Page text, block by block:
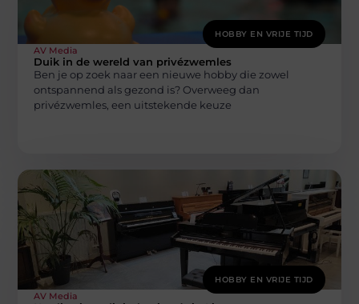
HOBBY EN VRIJE TIJD
AV Media
Duik in de wereld van privézwemles
Ben je op zoek naar een nieuwe hobby die zowel
ontspannend als gezond is? Overweeg dan
privézwemles, een uitstekende keuze
HOBBY EN VRIJE TIJD
AV Media